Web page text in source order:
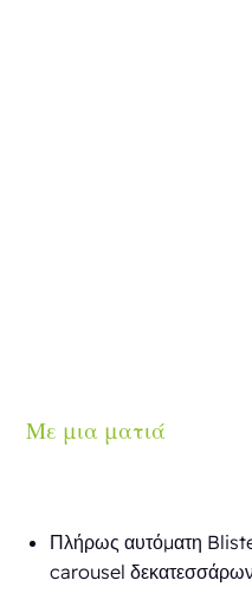
Με μια ματιά
Πλήρως αυτόματη
carousel